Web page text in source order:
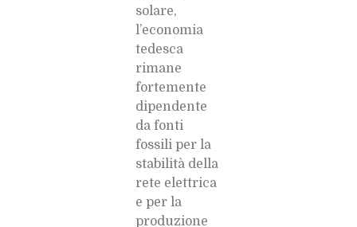
solare,
l’economia
tedesca
rimane
fortemente
dipendente
da fonti
fossili per la
stabilità della
rete elettrica
e per la
produzione